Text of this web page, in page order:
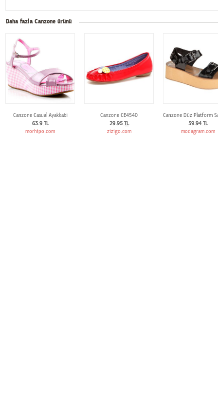
Daha fazla Canzone ürünü
Canzone Casual Ayakkabı
63.9 TL
morhipo.com
Canzone CE4540
29.95 TL
zizigo.com
Canzone Düz Platform
59.94TL
modagram.com